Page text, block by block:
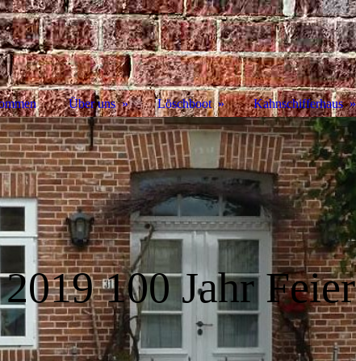
2019 100 Jahr Feier
Über uns Löschboot Kahnschifferhaus